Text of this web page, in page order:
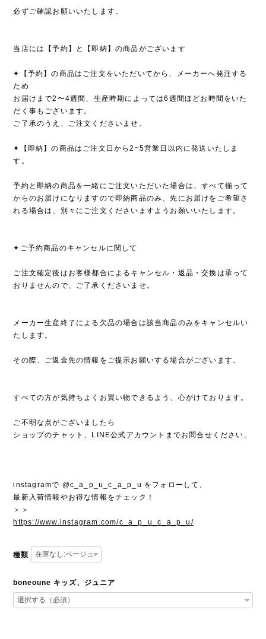
必ずご確認お願いいたします。
当店には【予約】と【即納】の商品がございます
✦【予約】の商品はご注文をいただいてから、メーカーへ発注する
ため
お届けまで2〜4週間、生産時期によっては6週間ほどお時間をいた
だく事もございます。
ご了承のうえ、ご注文くださいませ。
✦【即納】の商品はご注文日から2~5営業日以内に発送いたしま
す。
予約と即納の商品を一緒にご注文いただいた場合は、すべて揃って
からのお届けになりますので即納商品のみ、先にお届けをご希望さ
れる場合は、別々にご注文くださいますようお願いいたします。
✦ご予約商品のキャンセルに関して
ご注文確定後はお客様都合によるキャンセル・返品・交換は承って
おりませんので、ご了承くださいませ。
メーカー生産終了による欠品の場合は該当商品のみをキャンセルい
たします。
その際、ご返金先の情報をご提示お願いする場合がございます。
すべての方が気持ちよくお買い物できるよう、心がけております。
ご不明な点がございましたら
ショップのチャット、LINE公式アカウントまでお問合せください。
instagramで @c_a_p_u_c_a_p_u をフォローして、
最新入荷情報やお得な情報をチェック！
＞＞
https://www.instagram.com/c_a_p_u_c_a_p_u/
種類
boneoune キッズ、ジュニア